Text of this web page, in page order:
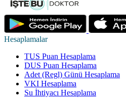
Hesaplamalar
TUS Puan Hesaplama
DUS Puan Hesaplama
Adet (Regl) Günü Hesaplama
VKI Hesaplama
Su İhtiyacı Hesaplama